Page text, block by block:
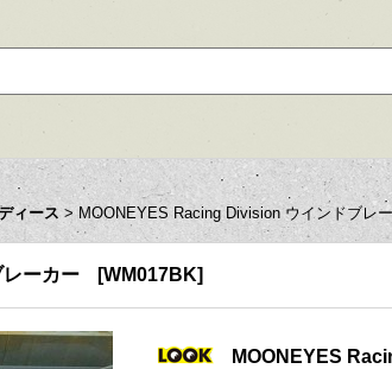
ィース > MOONEYES Racing Division ウインドブレ
ーカー [WM017BK]
MOONEYES